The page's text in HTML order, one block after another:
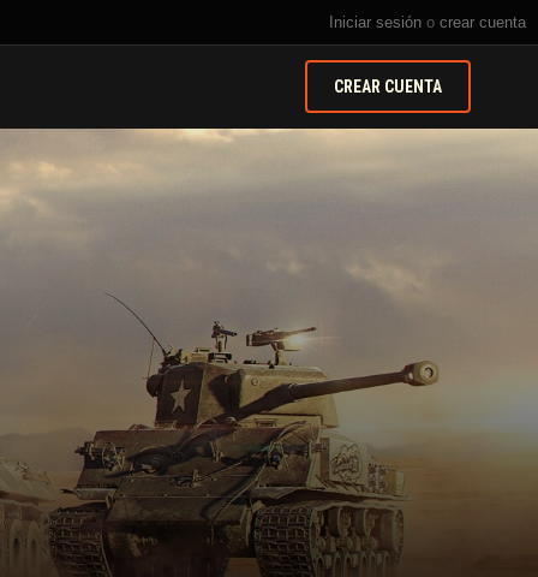
Iniciar sesión o crear cuenta
CREAR CUENTA